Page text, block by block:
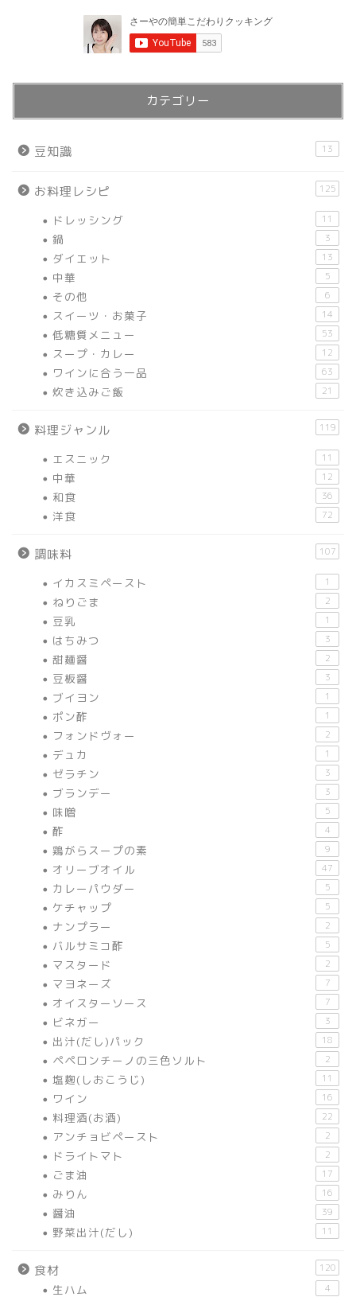
カテゴリー
豆知識 13
お料理レシピ 125
ドレッシング 11
鍋 3
ダイエット 13
中華 5
その他 6
スイーツ・お菓子 14
低糖質メニュー 53
スープ・カレー 12
ワインに合う一品 63
炊き込みご飯 21
料理ジャンル 119
エスニック 11
中華 12
和食 36
洋食 72
調味料 107
イカスミペースト 1
ねりごま 2
豆乳 1
はちみつ 3
甜麺醤 2
豆板醤 3
ブイヨン 1
ポン酢 1
フォンドヴォー 2
デュカ 1
ゼラチン 3
ブランデー 3
味噌 5
酢 4
鶏がらスープの素 9
オリーブオイル 47
カレーパウダー 5
ケチャップ 5
ナンプラー 2
バルサミコ酢 5
マスタード 2
マヨネーズ 7
オイスターソース 7
ビネガー 3
出汁(だし)パック 18
ペペロンチーノの三色ソルト 2
塩麹(しおこうじ) 11
ワイン 16
料理酒(お酒) 22
アンチョビペースト 2
ドライトマト 2
ごま油 17
みりん 16
醤油 39
野菜出汁(だし) 11
食材 120
生ハム 4